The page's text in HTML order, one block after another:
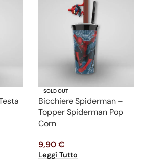
SOLD OUT
Bicchiere Spiderman –
Topper Spiderman Pop
Corn
9,90€
Leggi Tutto